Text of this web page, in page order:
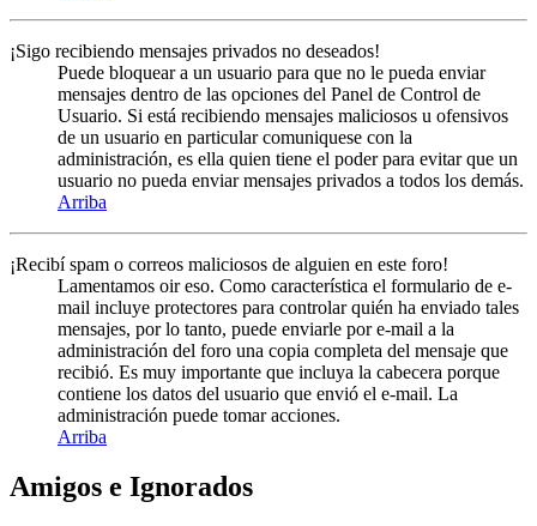
¡Sigo recibiendo mensajes privados no deseados!
Puede bloquear a un usuario para que no le pueda enviar
mensajes dentro de las opciones del Panel de Control de
Usuario. Si está recibiendo mensajes maliciosos u ofensivos
de un usuario en particular comuniquese con la
administración, es ella quien tiene el poder para evitar que un
usuario no pueda enviar mensajes privados a todos los demás.
Arriba
¡Recibí spam o correos maliciosos de alguien en este foro!
Lamentamos oir eso. Como característica el formulario de e-
mail incluye protectores para controlar quién ha enviado tales
mensajes, por lo tanto, puede enviarle por e-mail a la
administración del foro una copia completa del mensaje que
recibió. Es muy importante que incluya la cabecera porque
contiene los datos del usuario que envió el e-mail. La
administración puede tomar acciones.
Arriba
Amigos e Ignorados